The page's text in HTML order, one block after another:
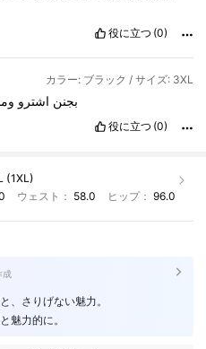
役に立つ (0)
カラー: ブラック / サイズ: 3XL
بجنن اشترو
役に立つ (0)
(1XL)
ウェスト： 58.0 ヒップ： 96.0
成
、さりげない魅力。
魅力的に。